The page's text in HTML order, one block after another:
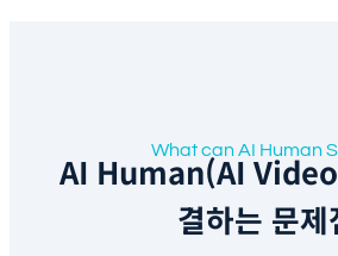
What can AI Human
AI Human(AI
결하는 문제